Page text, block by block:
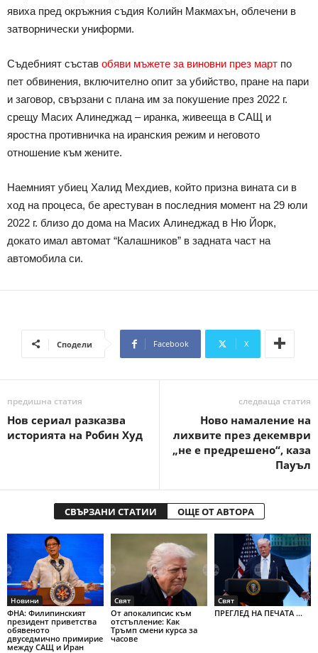
явиха пред окръжния съдия Колийн Макмахън, облечени в
затворнически униформи.
Съдебният състав обяви мъжете за виновни през март по
пет обвинения, включително опит за убийство, пране на пари
и заговор, свързани с плана им за покушение през 2022 г.
срещу Масих Алинеджад – иранка, живееща в САЩ и
яростна противничка на иранския режим и неговото
отношение към жените.
Наемният убиец Халид Мехдиев, който призна вината си в
ход на процеса, бе арестуван в последния момент на 29 юли
2022 г. близо до дома на Масих Алинеджад в Ню Йорк,
докато имал автомат “Калашников” в задната част на
автомобила си.
Сподели Facebook X
предишна статия
Нов сериал разказва
историята на Робин Худ
следваща статия
Ново намаление на
лихвите през декември
„не е предрешено“, каза
Пауъл
СВЪРЗАНИ СТАТИИ ОЩЕ ОТ АВТОРА
Новини
ФНА: Филипинският
президент приветства
обявеното
двуседмично примирие
между САЩ и Иран
Свят
От апокалипсис към
отстъпление: Как
Тръмп смени курса за
часове
Свят
ПРЕГЛЕД НА ПЕЧАТА ...